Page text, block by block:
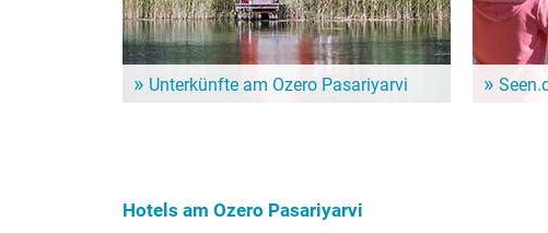
Unterkünfte am Ozero Pasariyarvi
Hotels am Ozero Pasariyarvi